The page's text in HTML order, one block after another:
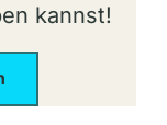
kannst!